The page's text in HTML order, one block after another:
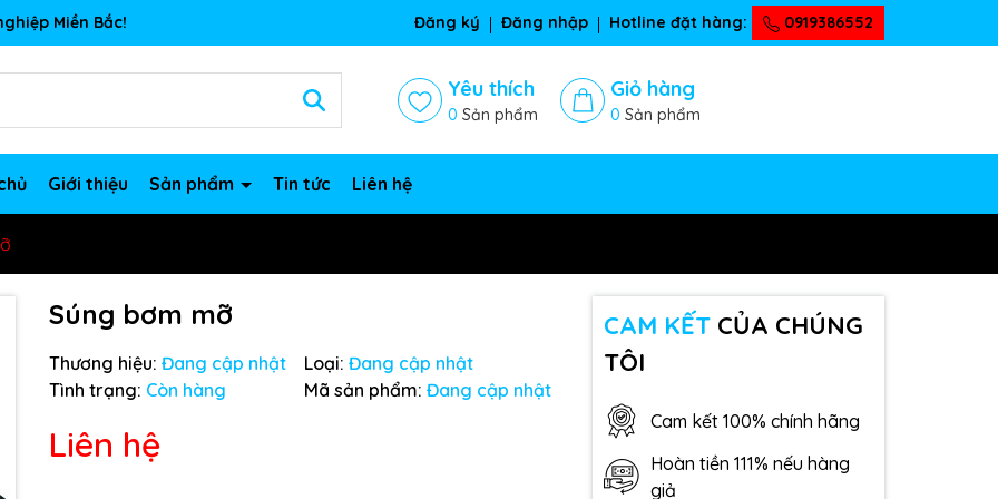
Miền Bắc! Đăng ký Đăng nhập Hotline đặt hàng: 0919386552
Yêu thích
0 Sản phẩm
Giỏ hàng
0 Sản phẩm
Giới thiệu Sản phẩm Tin tức Liên hệ
Súng bơm mỡ
Thương hiệu: Đang cập nhật Loại: Đang cập nhật
Tình trạng: Còn hàng Mã sản phẩm: Đang cập nhật
Liên hệ
CAM KẾTCỦA CHÚNG
TÔI
Cam kết 100% chính hãng
Hoàn tiền 111% nếu hàng
giả